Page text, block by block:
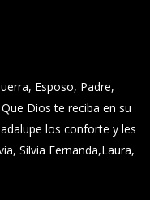
Esposo, Padre,
Dios te reciba en su
los conforte y les
Silvia Fernanda,Laura,